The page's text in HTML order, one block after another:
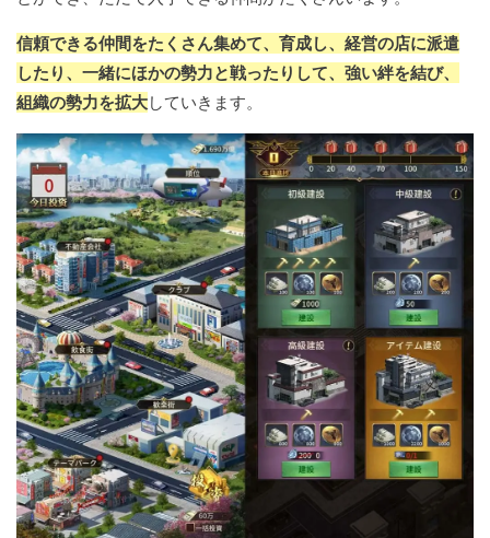
信頼できる仲間をたくさん集めて、育成し、経営の店に派遣
したり、一緒にほかの勢力と戦ったりして、強い絆を結び、
組織の勢力を拡大していきます。